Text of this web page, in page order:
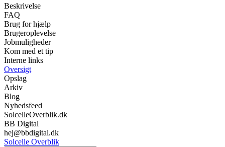
Beskrivelse
FAQ
Brug for hjælp
Brugeroplevelse
Jobmuligheder
Kom med et tip
Interne links
Oversigt
Opslag
Arkiv
Blog
Nyhedsfeed
SolcelleOverblik.dk
BB Digital
hej@bbdigital.dk
Solcelle Overblik